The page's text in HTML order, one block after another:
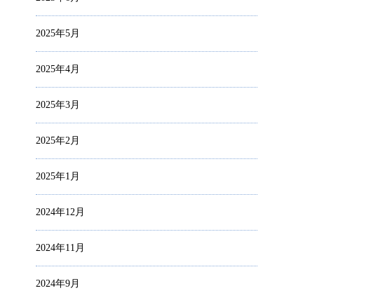
2025年5月
2025年4月
2025年3月
2025年2月
2025年1月
2024年12月
2024年11月
2024年9月